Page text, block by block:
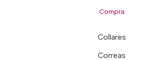
Compra
Collares
Correas